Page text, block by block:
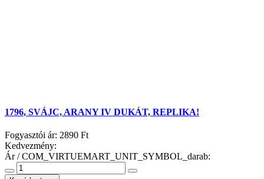
1796, SVÁJC, ARANY IV DUKÁT, REPLIKA!
Fogyasztói ár: 2890 Ft
Kedvezmény:
Ár / COM_VIRTUEMART_UNIT_SYMBOL_darab: